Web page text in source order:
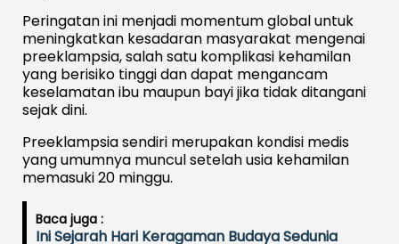
Peringatan ini menjadi momentum global untuk
meningkatkan kesadaran masyarakat mengenai
preeklampsia, salah satu komplikasi kehamilan
yang berisiko tinggi dan dapat mengancam
keselamatan ibu maupun bayi jika tidak ditangani
sejak dini.
Preeklampsia sendiri merupakan kondisi medis
yang umumnya muncul setelah usia kehamilan
memasuki 20 minggu.
Baca juga :
Ini Sejarah Hari Keragaman Budaya Sedunia